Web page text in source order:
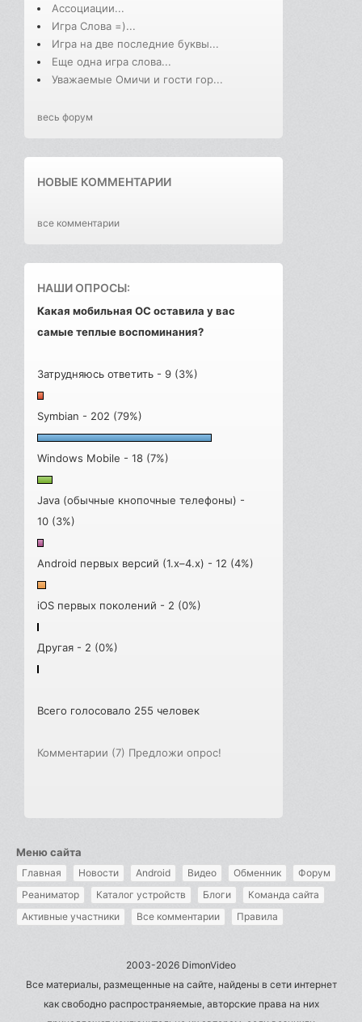
Ассоциации...
Игра Слова =)...
Игра на две последние буквы...
Еще одна игра слова...
Уважаемые Омичи и гости гор...
весь форум
НОВЫЕ КОММЕНТАРИИ
все комментарии
НАШИ ОПРОСЫ:
Какая мобильная ОС оставила у вас
самые теплые воспоминания?
Затрудняюсь ответить - 9 (3%)
Symbian - 202 (79%)
Windows Mobile - 18 (7%)
Java (обычные кнопочные телефоны) -
10 (3%)
Android первых версий (1.x–4.x) - 12 (4%)
iOS первых поколений - 2 (0%)
Другая - 2 (0%)
Всего голосовало 255 человек
Комментарии (7) Предложи опрос!
Меню сайта
Главная Новости Android Видео Обменник
Форум
Реаниматор
Каталог устройств Блоги
Команда сайта
Активные участники
Все комментарии Правила
2003-2026 DimonVideo
Все материалы, размещенные на сайте, найдены в сети интернет
как свободно распространяемые, авторские права на них